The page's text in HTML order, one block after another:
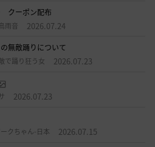
クーポン配布
雨音 2026.07.24
無敵踊りについて
で踊り狂う女 2026.07.23
2026.07.23
クちゃん-日本 2026.07.15